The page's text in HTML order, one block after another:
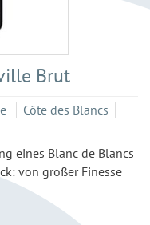
Brut
Côte des Blancs
eines Blanc de Blancs
von großer Finesse